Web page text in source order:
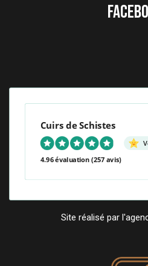
Cuirs de Schistes
4.96 évaluation (257 avis)
Site réalisé par